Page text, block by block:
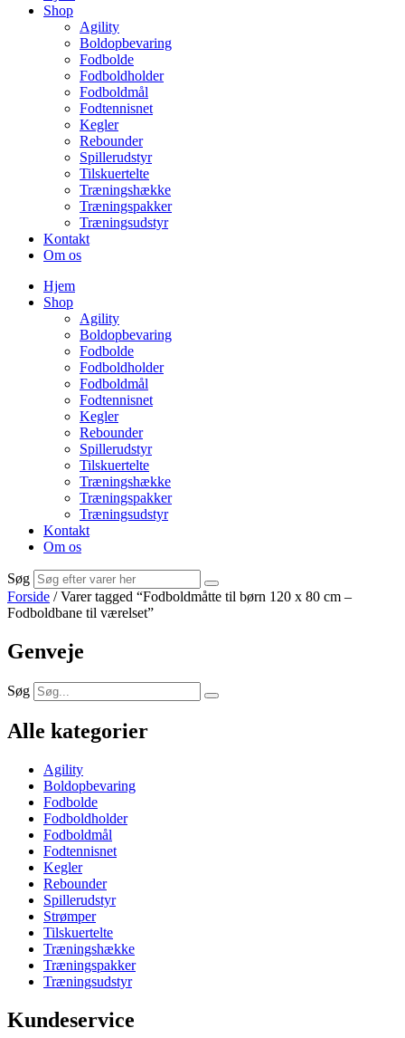
Shop
Agility
Boldopbevaring
Fodbolde
Fodboldholder
Fodboldmål
Fodtennisnet
Kegler
Rebounder
Spillerudstyr
Tilskuertelte
Træningshække
Træningspakker
Træningsudstyr
Kontakt
Om os
Hjem
Shop
Agility
Boldopbevaring
Fodbolde
Fodboldholder
Fodboldmål
Fodtennisnet
Kegler
Rebounder
Spillerudstyr
Tilskuertelte
Træningshække
Træningspakker
Træningsudstyr
Kontakt
Om os
Søg
Forside / Varer tagged “Fodboldmåtte til børn 120 x 80 cm –
Fodboldbane til værelset”
Genveje
Søg
Alle kategorier
Agility
Boldopbevaring
Fodbolde
Fodboldholder
Fodboldmål
Fodtennisnet
Kegler
Rebounder
Spillerudstyr
Strømper
Tilskuertelte
Træningshække
Træningspakker
Træningsudstyr
Kundeservice